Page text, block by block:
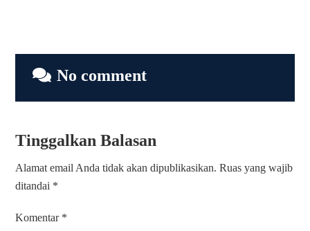
No comment
Tinggalkan Balasan
Alamat email Anda tidak akan dipublikasikan. Ruas yang wajib
ditandai *
Komentar *